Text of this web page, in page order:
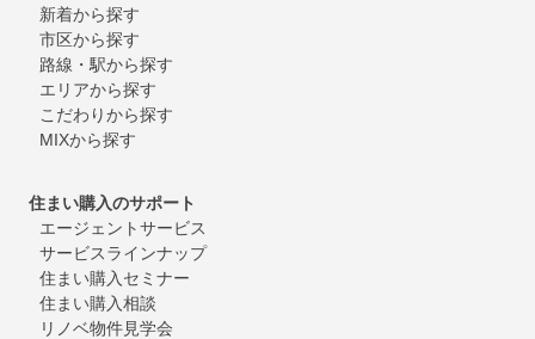
新着から探す
市区から探す
路線・駅から探す
エリアから探す
こだわりから探す
MIXから探す
住まい購入のサポート
エージェントサービス
サービスラインナップ
住まい購入セミナー
住まい購入相談
リノベ物件見学会